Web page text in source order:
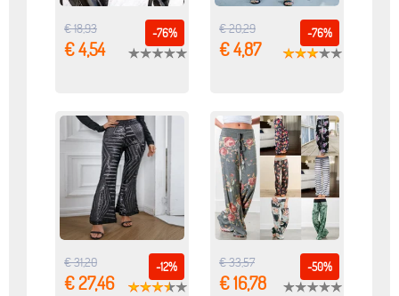
-76%
€ 18,93
€ 4,54
-76%
€ 20,29
€ 4,87
-12%
€ 31,20
€ 27,46
-50%
€ 33,57
€ 16,78